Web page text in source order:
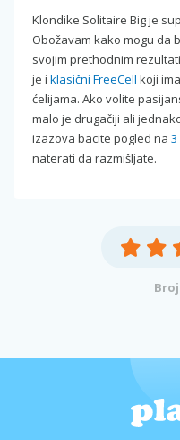
Klondike Solitaire Big je
Obožavam kako mogu da
svojim prethodnim
je i klasični FreeCell koji
ćelijama. Ako volite
malo je drugačiji ali
izazova bacite pogled na
naterati da razmišljate.